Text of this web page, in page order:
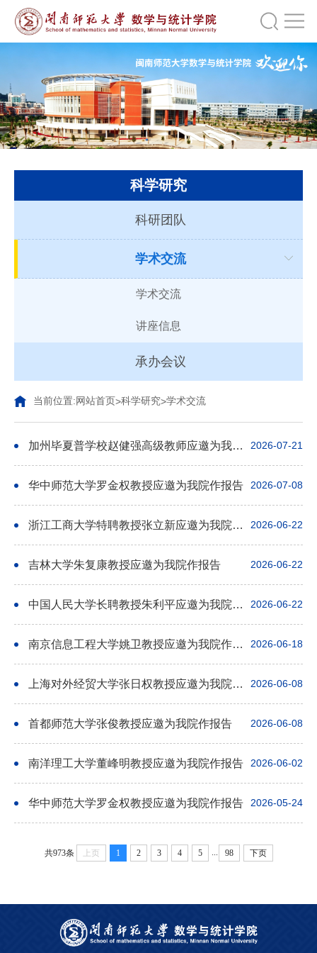
科学研究
科研团队
学术交流
学术交流
讲座信息
承办会议
当前位置:网站首页>科学研究>学术交流
加州毕夏普学校赵健强高级教师应邀为我院作报告 2026-07-21
华中师范大学罗金权教授应邀为我院作报告 2026-07-08
浙江工商大学特聘教授张立新应邀为我院作报告 2026-06-22
吉林大学朱复康教授应邀为我院作报告 2026-06-22
中国人民大学长聘教授朱利平应邀为我院作报告 2026-06-22
南京信息工程大学姚卫教授应邀为我院作报告 2026-06-18
上海对外经贸大学张日权教授应邀为我院作报告 2026-06-08
首都师范大学张俊教授应邀为我院作报告 2026-06-08
南洋理工大学董峰明教授应邀为我院作报告 2026-06-02
华中师范大学罗金权教授应邀为我院作报告 2026-05-24
共973条 上页 1 2 3 4 5 98 下页